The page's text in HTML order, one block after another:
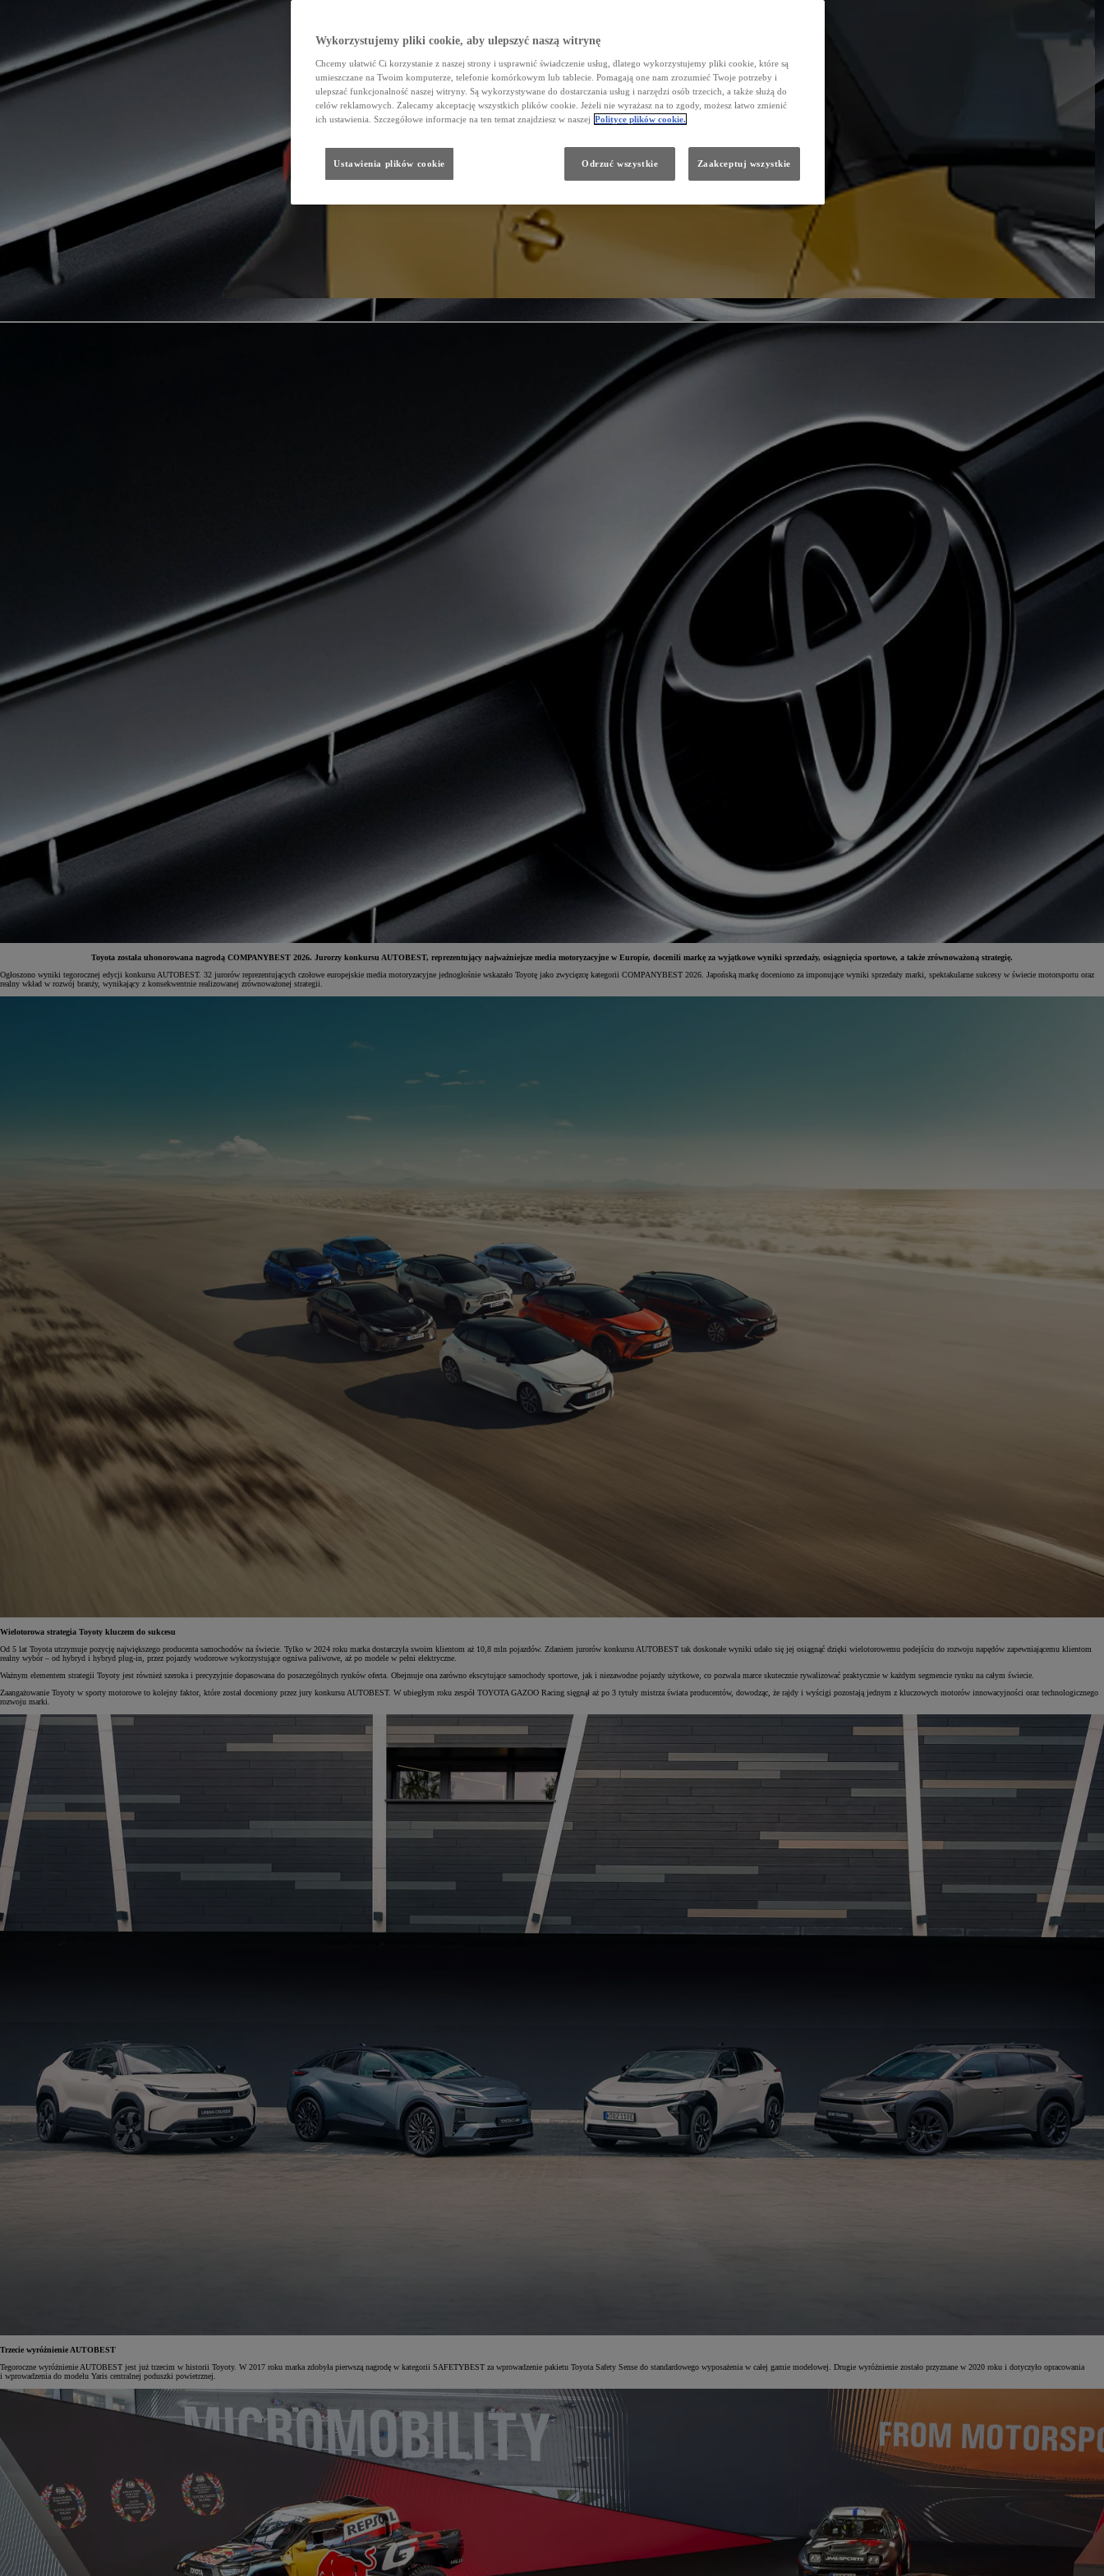
Od81 900 zł
Toyota została uhonorowana nagrodą COMPANYBEST 2026. Jurorzy konkursu AUTOBEST, reprezentujący najważniejsze media motoryzacyjne w Europie, docenili markę za wyjątkowe wyniki sprzedaży, osiągnięcia sportowe, a także zrównoważoną strategię.
Ogłoszono wyniki tegorocznej edycji konkursu AUTOBEST. 32 jurorów reprezentujących czołowe europejskie media motoryzacyjne jednogłośnie wskazało Toyotę jako zwycięzcę kategorii COMPANYBEST 2026. Japońską markę doceniono za imponujące wyniki sprzedaży marki, spektakularne sukcesy w świecie motorsportu oraz
realny wkład w rozwój branży, wynikający z konsekwentnie realizowanej zrównoważonej strategii.
Wielotorowa strategia Toyoty kluczem do sukcesu
Od 5 lat Toyota utrzymuje pozycję największego producenta samochodów na świecie. Tylko w 2024 roku marka dostarczyła swoim klientom aż 10,8 mln pojazdów. Zdaniem jurorów konkursu AUTOBEST tak doskonałe wyniki udało się jej osiągnąć dzięki wielotorowemu podejściu do rozwoju napędów zapewniającemu klientom
realny wybór – od hybryd i hybryd plug-in, przez pojazdy wodorowe wykorzystujące ogniwa paliwowe, aż po modele w pełni elektryczne.
Ważnym elementem strategii Toyoty jest również szeroka i precyzyjnie dopasowana do poszczególnych rynków oferta. Obejmuje ona zarówno ekscytujące samochody sportowe, jak i niezawodne pojazdy użytkowe, co pozwala marce skutecznie rywalizować praktycznie w każdym segmencie rynku na całym świecie.
Zaangażowanie Toyoty w sporty motorowe to kolejny faktor, które został doceniony przez jury konkursu AUTOBEST. W ubiegłym roku zespół TOYOTA GAZOO Racing sięgnął aż po 3 tytuły mistrza świata producentów, dowodząc, że rajdy i wyścigi pozostają jednym z kluczowych motorów innowacyjności oraz technologicznego
rozwoju marki.
Trzecie wyróżnienie AUTOBEST
Tegoroczne wyróżnienie AUTOBEST jest już trzecim w historii Toyoty. W 2017 roku marka zdobyła pierwszą nagrodę w kategorii SAFETYBEST za wprowadzenie pakietu Toyota Safety Sense do standardowego wyposażenia w całej gamie modelowej. Drugie wyróżnienie zostało przyznane w 2020 roku i dotyczyło opracowania
i wprowadzenia do modelu Yaris centralnej poduszki powietrznej.
Wykorzystujemy pliki cookie, aby ulepszyć naszą witrynę
Chcemy ułatwić Ci korzystanie z naszej strony i usprawnić świadczenie usług, dlatego wykorzystujemy pliki cookie, które są
umieszczane na Twoim komputerze, telefonie komórkowym lub tablecie. Pomagają one nam zrozumieć Twoje potrzeby i
ulepszać funkcjonalność naszej witryny. Są wykorzystywane do dostarczania usług i narzędzi osób trzecich, a także służą do
celów reklamowych. Zalecamy akceptację wszystkich plików cookie. Jeżeli nie wyrażasz na to zgody, możesz łatwo zmienić
ich ustawienia. Szczegółowe informacje na ten temat znajdziesz w naszej Polityce plików cookie.
Ustawienia plików cookie Odrzuć wszystkie Zaakceptuj wszystkie